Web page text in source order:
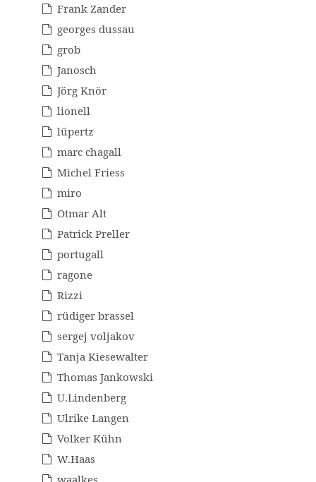
Frank Zander
georges dussau
grob
Janosch
Jörg Knör
lionell
lüpertz
marc chagall
Michel Friess
miro
Otmar Alt
Patrick Preller
portugall
ragone
Rizzi
rüdiger brassel
sergej voljakov
Tanja Kiesewalter
Thomas Jankowski
U.Lindenberg
Ulrike Langen
Volker Kühn
W.Haas
waalkes